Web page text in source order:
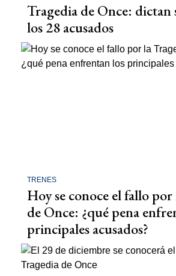
Tragedia de Once: dictan
los 28 acusados
TRENES
Hoy se conoce el fallo
de Once: ¿qué pena
principales acusados?